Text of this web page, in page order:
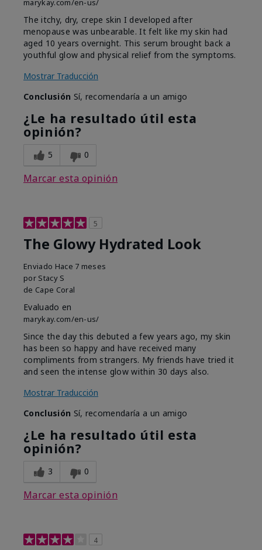
marykay.com/en-us/
The itchy, dry, crepe skin I developed after
menopause was unbearable. It felt like my skin had
aged 10 years overnight. This serum brought back a
youthful glow and physical relief from the symptoms.
Mostrar Traducción
Conclusión Sí, recomendaría a un amigo
¿Le ha resultado útil esta
opinión?
5 0
Marcar esta opinión
5
The Glowy Hydrated Look
Enviado Hace 7 meses
por Stacy S
de Cape Coral
Evaluado en
marykay.com/en-us/
Since the day this debuted a few years ago, my skin
has been so happy and have received many
compliments from strangers. My friends have tried it
and seen the intense glow within 30 days also.
Mostrar Traducción
Conclusión Sí, recomendaría a un amigo
¿Le ha resultado útil esta
opinión?
3 0
Marcar esta opinión
4